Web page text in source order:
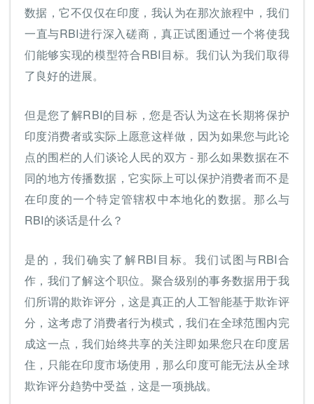
数据，它不仅仅在印度，我认为在那次旅程中，我们
一直与RBI进行深入磋商，真正试图通过一个将使我
们能够实现的模型符合RBI目标。我们认为我们取得
了良好的进展。
但是您了解RBI的目标，您是否认为这在长期将保护
印度消费者或实际上愿意这样做，因为如果您与此论
点的围栏的人们谈论人民的双方 - 那么如果数据在不
同的地方传播数据，它实际上可以保护消费者而不是
在印度的一个特定管辖权中本地化的数据。那么与
RBI的谈话是什么？
是的，我们确实了解RBI目标。我们试图与RBI合
作，我们了解这个职位。聚合级别的事务数据用于我
们所谓的欺诈评分，这是真正的人工智能基于欺诈评
分，这考虑了消费者行为模式，我们在全球范围内完
成这一点，我们始终共享的关注即如果您只在印度居
住，只能在印度市场使用，那么印度可能无法从全球
欺诈评分趋势中受益，这是一项挑战。